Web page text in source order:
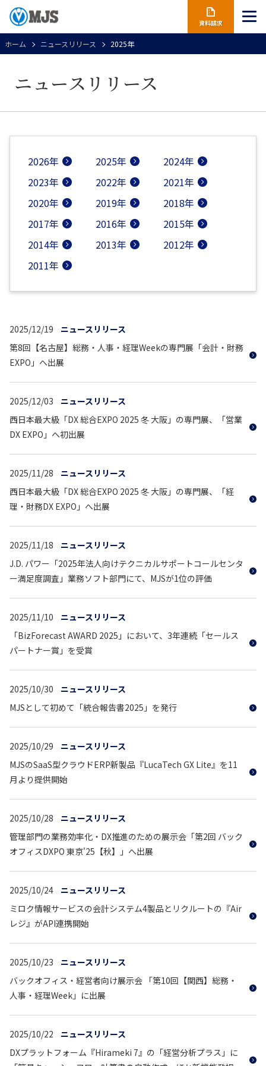
資料請求
ホーム ニュースリリース 2025年
ニュースリリース
2026年 2025年
2024年
2023年
2022年
2021年
2020年
2019年
2018年
2017年
2016年
2015年
2014年
2013年
2012年
2011年
2025/12/19
ニュースリリース
第8回【名古屋】総務・人事・経理Weekの専門展「会計・財務
EXPO」へ出展
2025/12/03
ニュースリリース
西日本最大級「DX 総合EXPO 2025 冬 大阪」の専門展、「営業
DX EXPO」へ初出展
2025/11/28
ニュースリリース
西日本最大級「DX 総合EXPO 2025 冬 大阪」の専門展、「経
理・財務DX EXPO」へ出展
2025/11/18
ニュースリリース
J.D. パワー「2025年法人向けテクニカルサポートコールセンタ
ー満足度調査」業務ソフト部門にて、MJSが1位の評価
2025/11/10
ニュースリリース
「BizForecast AWARD 2025」において、3年連続「セールス
パートナー賞」を受賞
2025/10/30
ニュースリリース
MJSとして初めて「統合報告書2025」を発行
2025/10/29
ニュースリリース
MJSのSaaS型クラウドERP新製品『LucaTech GX Lite』を11
月より提供開始
2025/10/28
ニュースリリース
管理部門の業務効率化・DX推進のための展示会「第2回 バック
オフィスDXPO 東京'25【秋】」へ出展
2025/10/24
ニュースリリース
ミロク情報サービスの会計システム4製品とリクルートの『Air
レジ』がAPI連携開始
2025/10/23
ニュースリリース
バックオフィス・経営者向け展示会 「第10回【関西】総務・
人事・経理Week」に出展
2025/10/22
ニュースリリース
DXプラットフォーム『Hirameki 7』の「経営分析プラス」に